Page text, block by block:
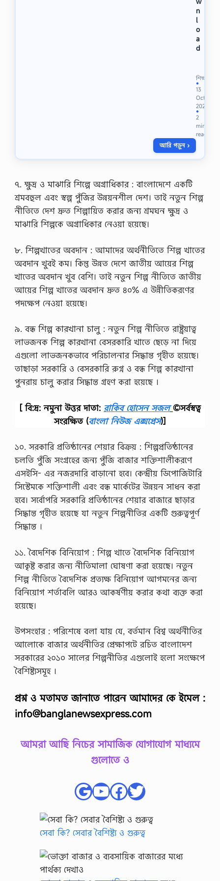
n
l
o
a
d
t
r
o
d
u
c
i
n
l
n
s
a
r
x
g
g
P
D
F
H
o
t
r
o
i
S
o
S
u
শিক্ষা
●
13
Oct
2023
●
2
min
read
আরি পড়ুন ›
৭. ক্ষুদ্র ও মাঝারি শিল্পে অগ্রাধিকার : বাংলাদেশে একটি
শ্রমবহুল এবং স্বল্প পুঁজির উন্নয়নশীল দেশ। তাই নতুন শিল্প
নীতিতে দেশ দ্রুত শিল্পায়িত করার জন্য শ্রমঘন ক্ষুদ্র ও
মাঝারি শিল্পকে অগ্রাধিকার নেওয়া হয়েছে।
৮. শিল্পখাতের অবদান : আমাদের অর্থনীতিতে শিল্প খাতের
অবদান খুবই কম। কিন্তু উন্নত দেশে জাতীয় আয়ের শিল্প
খাতের অবদান খুব বেশি। তাই নতুন শিল্প নীতিতে জাতীয়
আয়ের শিল্প খাতের অবদান দ্রুত ৪০% এ উন্নীতিকরণের
পদক্ষেপ নেওয়া হয়েছে।
৯. বন্ধ শিল্প কারখানা চালু : নতুন শিল্প নীতিতে রাষ্ট্রয়াত্ব
লাভজনক শিল্প কারখানা বেসরকারি খাতে ছেড়ে না দিয়ে
এগুলো লাভজনকভাবে পরিচালনার সিদ্ধান্ত গৃহীত হয়েছে।
তাছাড়া সরকারি ও বেসরকারি রুগ্ন ও বন্ধ শিল্প কারখানা
পুনরায় চালু করার সিদ্ধান্ত গ্রহণ করা হয়েছে ।
[ বি:দ্র: নমুনা উত্তর দাতা: রাকিব হোসেন সজল ©সর্বস্বত্ব
সংরক্ষিত (বাংলা নিউজ এক্সপ্রেস)]
১০. সরকারি প্রতিষ্ঠানের শেয়ার বিক্রয় : শিল্পপ্রতিষ্ঠানের
চলতি পুঁজি সংগ্রহের জন্য পুঁজি বাজার শক্তিশালীকরণে
এসইসি- এর নজরদারি বাড়ানো হবে। কেন্দ্রীয় ডিপোজিটারি
সিস্টেমকে শক্তিশালী এবং বন্ধ মার্কেটের উন্নয়ন সাধন করা
হবে। সর্বোপরি সরকারি প্রতিষ্ঠানের শেয়ার বাজারে ছাড়ার
সিদ্ধান্ত গৃহীত হয়েছে যা নতুন শিল্পনীতির একটি গুরুত্বপূর্ণ
সিদ্ধান্ত ।
১১. বৈদেশিক বিনিয়োগ : শিল্প খাতে বৈদেশিক বিনিয়োগ
আকৃষ্ট করার জন্য নীতিমালা ঘোষণা করা হয়েছে। নতুন
শিল্প নীতিতে বৈদেশিক প্রত্যক্ষ বিনিয়োগ আগমনের জন্য
বিনিয়োগ শর্তাবলি আরও আকর্ষণীয় করার কথা ব্যক্ত করা
হয়েছে।
উপসংহার : পরিশেষে বলা যায় যে, বর্তমান বিশ্ব অর্থনীতির
আলোকে বাজার অর্থনীতির প্রেক্ষাপটে রচিত বাংলাদেশ
সরকারের ২০১০ সালের শিল্পনীতির এগুলোই হলো সংক্ষেপে
বৈশিষ্ট্যসমূহ ।
প্রশ্ন ও মতামত জানাতে পারেন আমাদের কে ইমেল :
info@banglanewsexpress.com
আমরা আছি নিচের সামাজিক যোগাযোগ মাধ্যমে
গুলোতে ও
Google
YouTube
Facebook
Twitter
সেবা কি? সেবার বৈশিষ্ট্য ও গুরুত্ব